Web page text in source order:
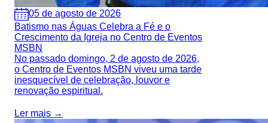
05 de agosto de 2026
Batismo nas Águas Celebra a Fé e o
Crescimento da Igreja no Centro de Eventos
MSBN
No passado domingo, 2 de agosto de 2026,
o Centro de Eventos MSBN viveu uma tarde
inesquecível de celebração, louvor e
renovação espiritual.
Ler mais →